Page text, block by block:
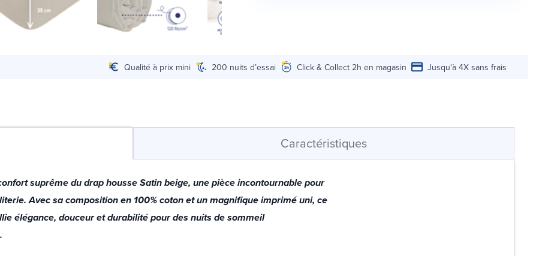
Qualité à prix mini 200 nuits d’essai Click & Collect 2h en magasin Jusqu'à 4X sans frais
Caractéristiques
suprême du drap housse Satin beige, une pièce incontournable pour
Avec sa composition en 100% coton et un magnifique imprimé uni, ce
élégance, douceur et durabilité pour des nuits de sommeil